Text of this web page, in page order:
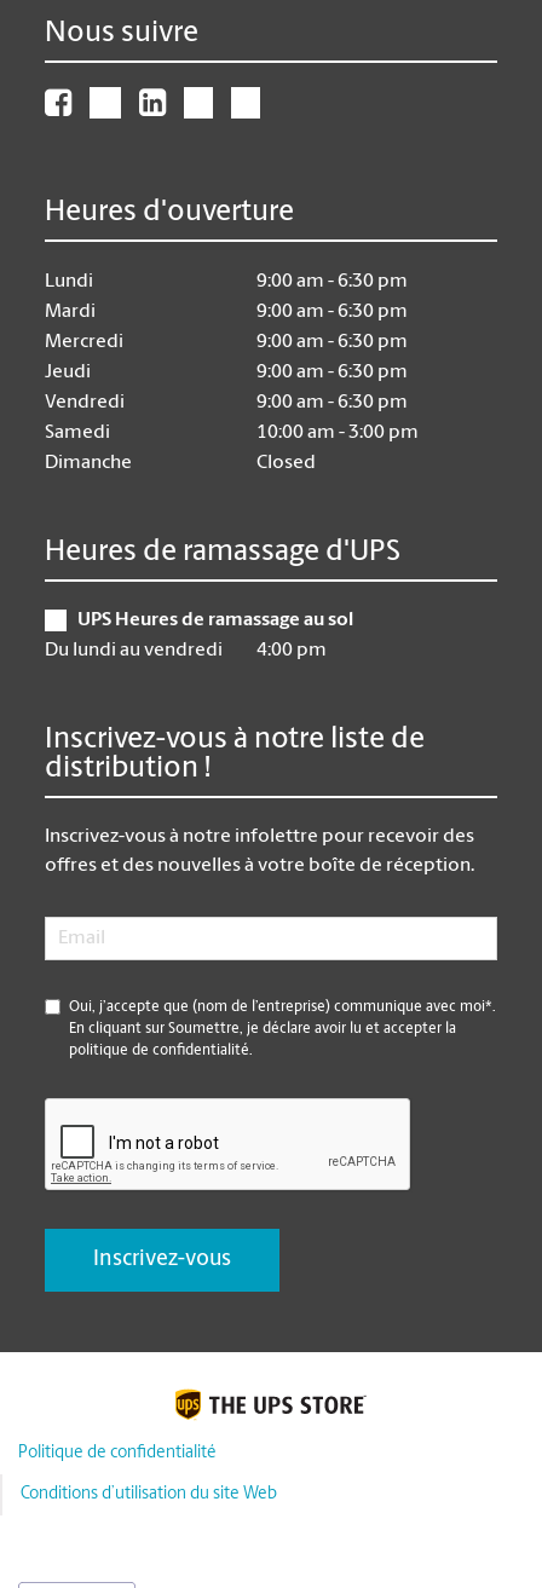
Nous suivre
Heures d'ouverture
Lundi
9:00 am - 6:30 pm
Mardi
9:00 am - 6:30 pm
Mercredi
9:00 am - 6:30 pm
Jeudi
9:00 am - 6:30 pm
Vendredi
9:00 am - 6:30 pm
Samedi
10:00 am - 3:00 pm
Dimanche
Closed
Heures de ramassage d'UPS
UPS Heures de ramassage au sol
Du lundi au vendredi
4:00 pm
Inscrivez-vous à notre liste de
distribution !
Inscrivez-vous à notre infolettre pour recevoir des
offres et des nouvelles à votre boîte de réception.
Email
*
Oui, j’accepte que (nom de l’entreprise) communique avec moi*.
En cliquant sur Soumettre, je déclare avoir lu et accepter la
politique de confidentialité.
Politique de confidentialité
Conditions d’utilisation du site Web